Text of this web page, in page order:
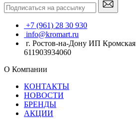
+7 (961) 28 30 930
info@kromart.ru
г. Ростов-на-Дону ИП
611903934060
О Компании
КОНТАКТЫ
НОВОСТИ
БРЕНДЫ
АКЦИИ